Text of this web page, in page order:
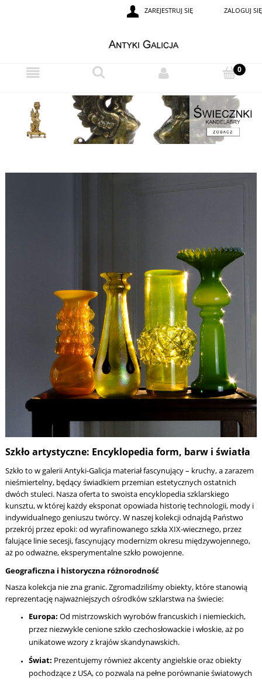
ZAREJESTRUJ SIĘ ZALOGUJ SIĘ
Szkło artystyczne: Encyklopedia form, barw i światła
Szkło to w galerii Antyki-Galicja materiał fascynujący – kruchy, a zarazem
nieśmiertelny, będący świadkiem przemian estetycznych ostatnich
dwóch stuleci. Nasza oferta to swoista encyklopedia szklarskiego
kunsztu, w której każdy eksponat opowiada historię technologii, mody i
indywidualnego geniuszu twórcy. W naszej kolekcji odnajdą Państwo
przekrój przez epoki: od wyrafinowanego szkła XIX-wiecznego, przez
falujące linie secesji, fascynujący modernizm okresu międzywojennego,
aż po odważne, eksperymentalne szkło powojenne.
Geograficzna i historyczna różnorodność
Nasza kolekcja nie zna granic. Zgromadziliśmy obiekty, które stanowią
reprezentację najważniejszych ośrodków szklarstwa na świecie:
Europa: Od mistrzowskich wyrobów francuskich i niemieckich,
przez niezwykle cenione szkło czechosłowackie i włoskie, aż po
unikatowe wzory z krajów skandynawskich.
Świat: Prezentujemy również akcenty angielskie oraz obiekty
pochodzące z USA, co pozwala na pełne porównanie światowych